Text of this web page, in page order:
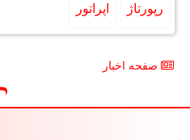
رپورتاژ اپراتور
صفحه اخبار